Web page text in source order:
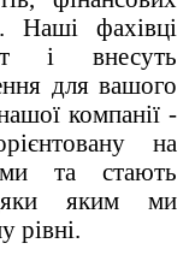
Наші фахівці
і внесуть
для вашого
компанії -
на
та стають
яким ми
рівні.